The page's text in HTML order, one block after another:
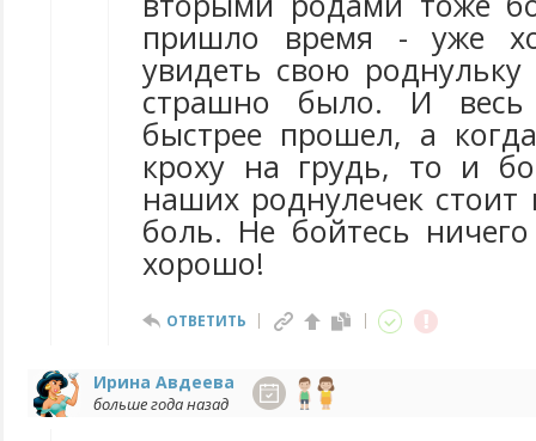
пришло время - уже
увидеть свою
страшно было. И весь
быстрее прошел, а
кроху на грудь, то и
наших роднулечек стоит
боль. Не бойтесь
хорошо!
ОТВЕТИТЬ
Ирина Авдеева
больше года назад